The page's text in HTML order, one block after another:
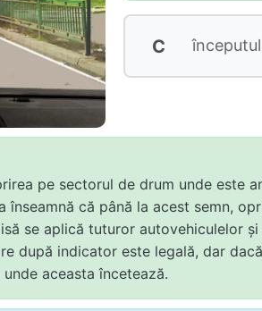
C
pe sectorul de drum unde este
că până la acest semn,
se aplică tuturor autovehiculelor
după indicator este legală, dar
aceasta încetează.